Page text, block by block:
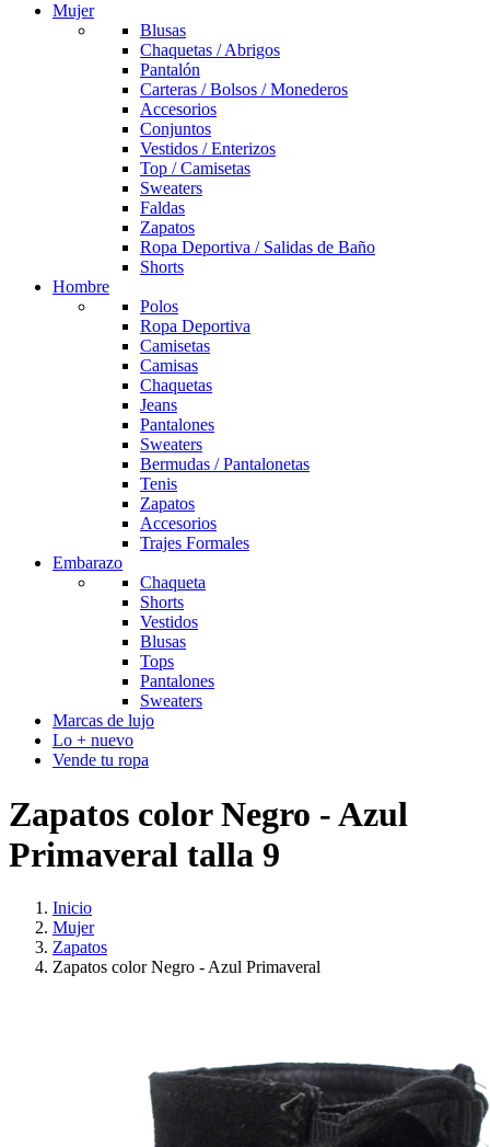
Mujer
Blusas
Chaquetas / Abrigos
Pantalón
Carteras / Bolsos / Monederos
Accesorios
Conjuntos
Vestidos / Enterizos
Top / Camisetas
Sweaters
Faldas
Zapatos
Ropa Deportiva / Salidas de Baño
Shorts
Hombre
Polos
Ropa Deportiva
Camisetas
Camisas
Chaquetas
Jeans
Pantalones
Sweaters
Bermudas / Pantalonetas
Tenis
Zapatos
Accesorios
Trajes Formales
Embarazo
Chaqueta
Shorts
Vestidos
Blusas
Tops
Pantalones
Sweaters
Marcas de lujo
Lo + nuevo
Vende tu ropa
Zapatos color Negro - Azul
Primaveral talla 9
Inicio
Mujer
Zapatos
Zapatos color Negro - Azul Primaveral